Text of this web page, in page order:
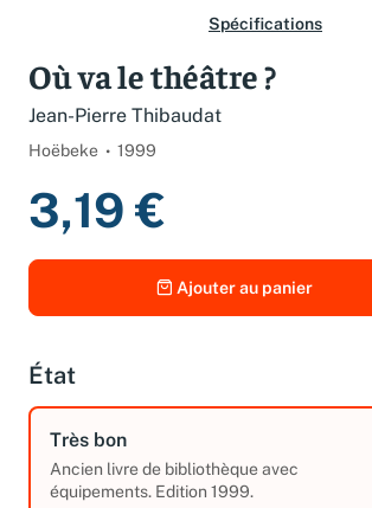
Spécifications
Où va le théâtre ?
Jean-Pierre Thibaudat
Hoëbeke 1999
3,19 €
Ajouter au panier
État
Très bon
Ancien livre de bibliothèque avec
équipements. Edition 1999.